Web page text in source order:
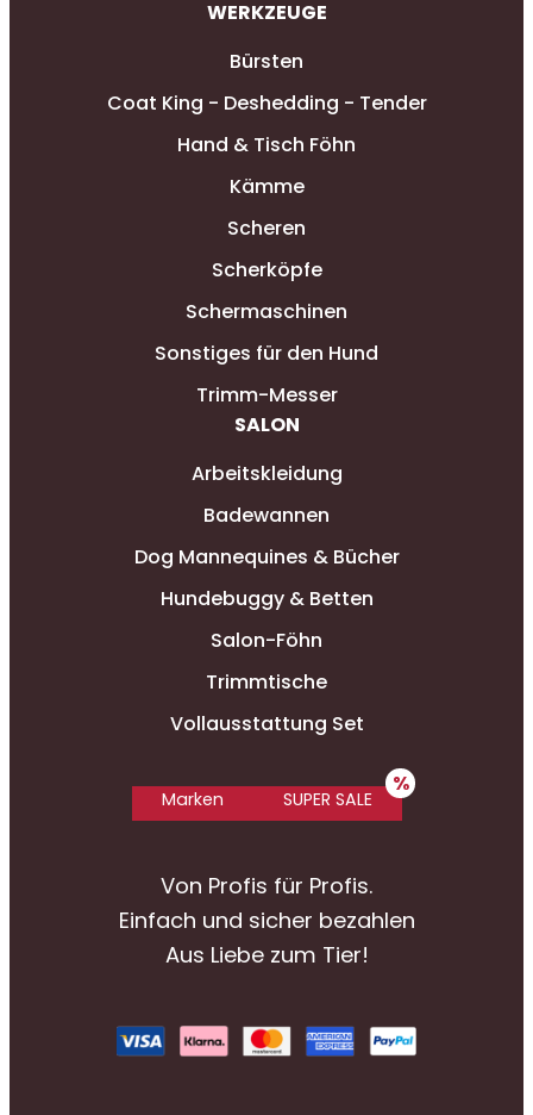
WERKZEUGE
Bürsten
Coat King - Deshedding - Tender
Hand & Tisch Föhn
Kämme
Scheren
Scherköpfe
Schermaschinen
Sonstiges für den Hund
Trimm-Messer
SALON
Arbeitskleidung
Badewannen
Dog Mannequines & Bücher
Hundebuggy & Betten
Salon-Föhn
Trimmtische
Vollausstattung Set
Marken SUPER SALE
Von Profis für Profis.
Einfach und sicher bezahlen
Aus Liebe zum Tier!